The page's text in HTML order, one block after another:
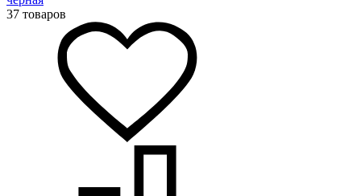
37 товаров